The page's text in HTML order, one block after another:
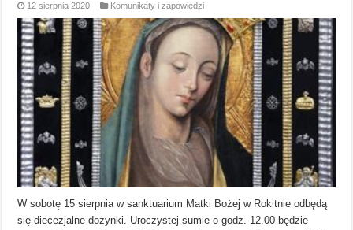
12 sierpnia 2020 Komunikaty i zapowiedzi
W sobotę 15 sierpnia w sanktuarium Matki Bożej w Rokitnie odbędą
się diecezjalne dożynki. Uroczystej sumie o godz. 12.00 będzie